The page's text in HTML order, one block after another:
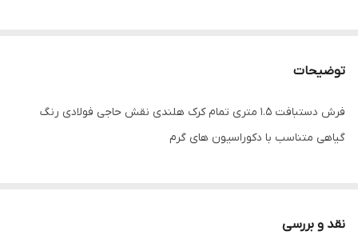
توضیحات
فرش دستبافت 1.5 متری تمام کرک هلندی نقش حاجی فولادی رنگ
گیاهی متناسب با دکوراسیون های گرم
نقد و بررسی